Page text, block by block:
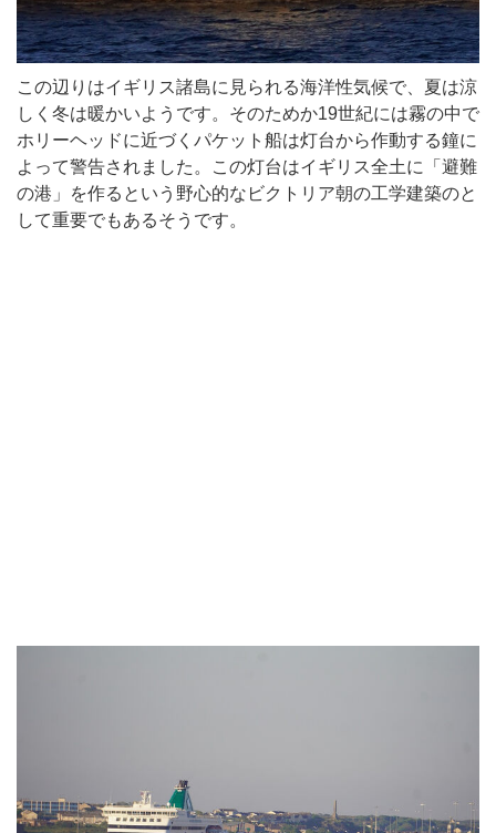
この辺りはイギリス諸島に見られる海洋性気候で、夏は涼
しく冬は暖かいようです。そのためか19世紀には霧の中で
ホリーヘッドに近づくパケット船は灯台から作動する鐘に
よって警告されました。この灯台はイギリス全土に「避難
の港」を作るという野心的なビクトリア朝の工学建築のと
して重要でもあるそうです。